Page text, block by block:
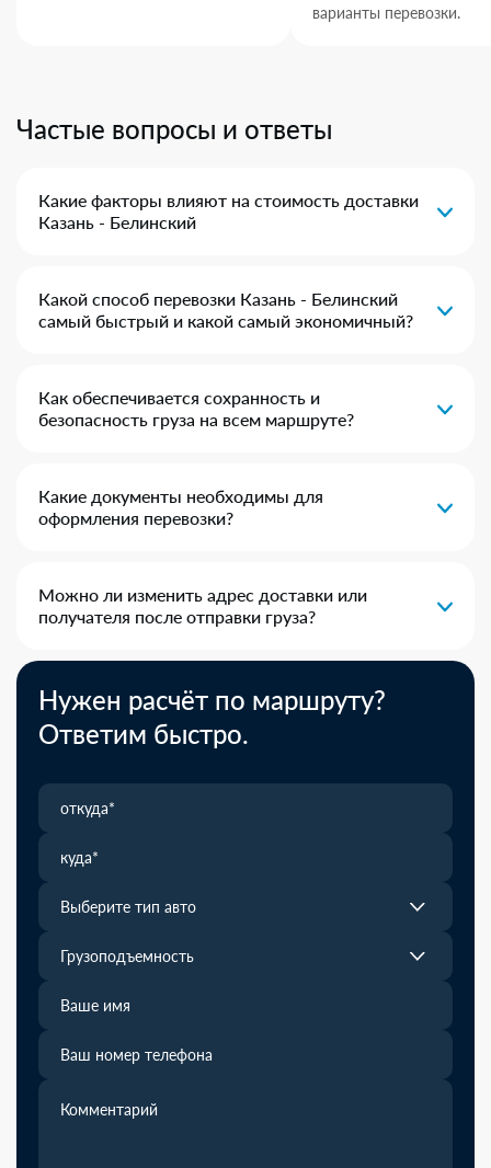
варианты перевозки.
Частые вопросы и ответы
Какие факторы влияют на стоимость доставки
Казань - Белинский
Какой способ перевозки Казань - Белинский
самый быстрый и какой самый экономичный?
Как обеспечивается сохранность и
безопасность груза на всем маршруте?
Какие документы необходимы для
оформления перевозки?
Можно ли изменить адрес доставки или
получателя после отправки груза?
Нужен расчёт по маршруту?
Ответим быстро.
Выберите тип авто
Грузоподъемность